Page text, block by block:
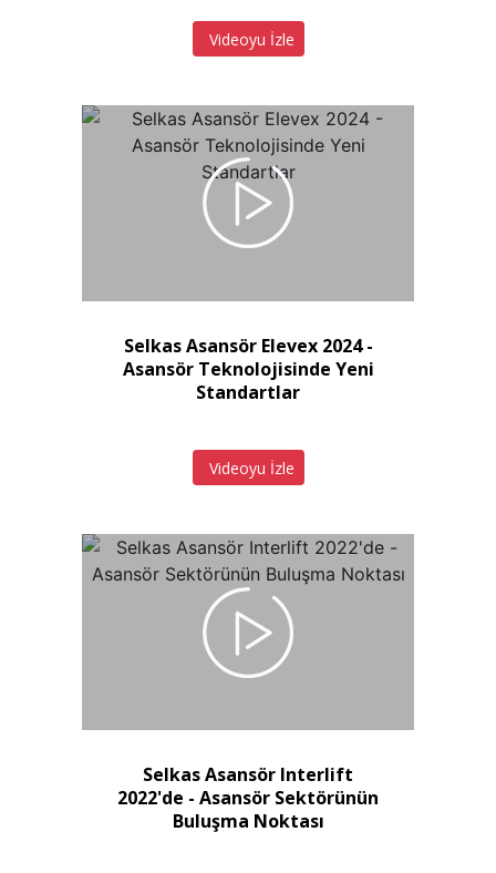
Videoyu İzle
Selkas Asansör Elevex 2024 -
Asansör Teknolojisinde Yeni
Standartlar
Videoyu İzle
Selkas Asansör Interlift
2022'de - Asansör Sektörünün
Buluşma Noktası